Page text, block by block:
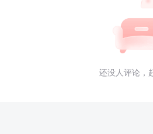
还没人评论，